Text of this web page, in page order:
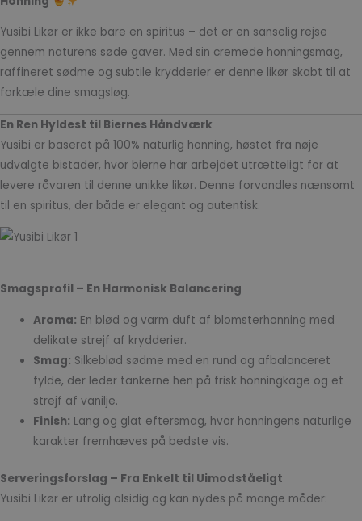
Yusibi Likør er ikke bare en spiritus – det er en sanselig rejse
gennem naturens søde gaver. Med sin cremede honningsmag,
raffineret sødme og subtile krydderier er denne likør skabt til at
forkæle dine smagsløg.
En Ren Hyldest til Biernes Håndværk
Yusibi er baseret på 100% naturlig honning, høstet fra nøje
udvalgte bistader, hvor bierne har arbejdet utrætteligt for at
levere råvaren til denne unikke likør. Denne forvandles nænsomt
til en spiritus, der både er elegant og autentisk.
Smagsprofil – En Harmonisk Balancering
Aroma: En blød og varm duft af blomsterhonning med
delikate strejf af krydderier.
Smag: Silkeblød sødme med en rund og afbalanceret
fylde, der leder tankerne hen på frisk honningkage og et
strejf af vanilje.
Finish: Lang og glat eftersmag, hvor honningens naturlige
karakter fremhæves på bedste vis.
Serveringsforslag – Fra Enkelt til Uimodståeligt
Yusibi Likør er utrolig alsidig og kan nydes på mange måder: